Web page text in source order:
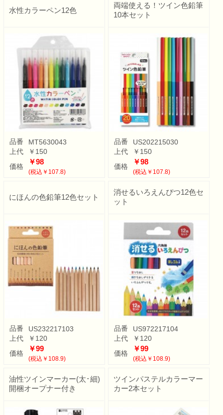
水性カラーペン12色
品番
MT5630043
上代
￥150
価格
￥98
(税込￥107.8)
両端使える！ツイン色鉛筆
10本セット
品番
US202215030
上代
￥150
価格
￥98
(税込￥107.8)
にほんの色鉛筆12色セット
品番
US232217103
上代
￥120
価格
￥99
(税込￥108.9)
消せるいろえんぴつ12色セ
ット
品番
US972217104
上代
￥120
価格
￥99
(税込￥108.9)
油性ツインマーカー(太･細)
開梱オープナー付き
ツインパステルカラーマー
カー2本セット